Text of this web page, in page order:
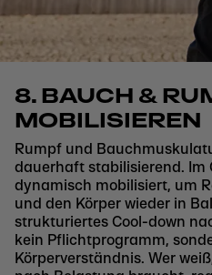
8. BAUCH &
MOBILISIEREN
Rumpf und
dauerhaft stabilisierend. Im
dynamisch mobilisiert, um
und den Körper wieder in
strukturiertes Cool-down
kein Pflichtprogramm,
Körperverständnis. Wer